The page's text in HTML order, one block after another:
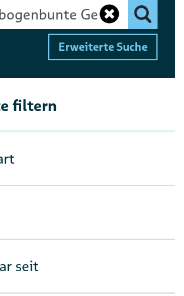
Eingaben
Finden
Erweiterte Suche
filtern
seit